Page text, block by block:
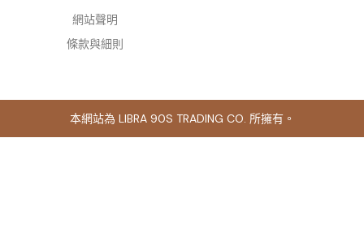
網站聲明
條款與細則
本網站為 LIBRA 90S TRADING CO. 所擁有。